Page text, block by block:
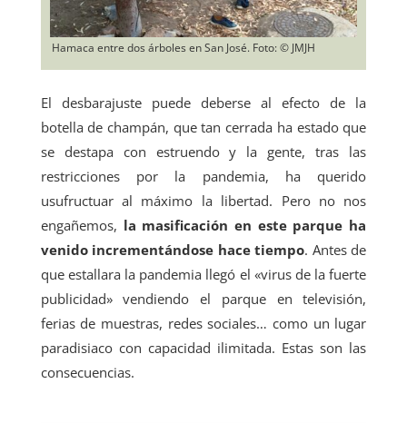
Hamaca entre dos árboles en San José. Foto: © JMJH
El desbarajuste puede deberse al efecto de la
botella de champán, que tan cerrada ha estado que
se destapa con estruendo y la gente, tras las
restricciones por la pandemia, ha querido
usufructuar al máximo la libertad. Pero no nos
engañemos, la masificación en este parque ha
venido incrementándose hace tiempo. Antes de
que estallara la pandemia llegó el «virus de la fuerte
publicidad» vendiendo el parque en televisión,
ferias de muestras, redes sociales… como un lugar
paradisiaco con capacidad ilimitada. Estas son las
consecuencias.